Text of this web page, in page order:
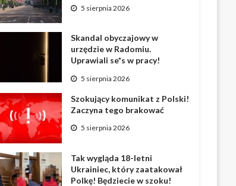
5 sierpnia 2026
Skandal obyczajowy w
urzędzie w Radomiu.
Uprawiali se*s w pracy!
5 sierpnia 2026
Szokujący komunikat z Polski!
Zaczyna tego brakować
5 sierpnia 2026
Tak wygląda 18-letni
Ukrainiec, który zaatakował
Polkę! Będziecie w szoku!